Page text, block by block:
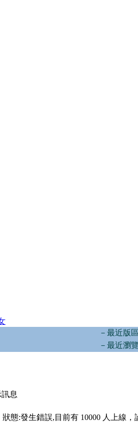
－最近版
－最近瀏
息
狀態:發生錯誤,目前有 10000 人上線